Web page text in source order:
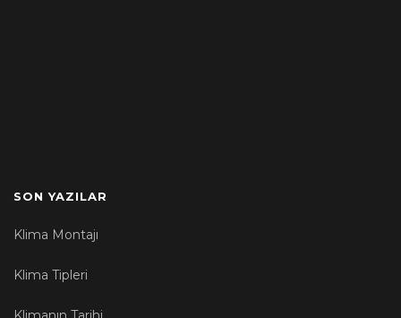
SON YAZILAR
Klima Montajı
Klima Tipleri